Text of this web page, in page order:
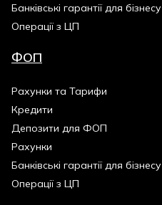
Банківські гарантії для бізнесу
Операції з ЦП
ФОП
Рахунки та Тарифи
Кредити
Депозити для ФОП
Рахунки
Банківські гарантії для бізнесу
Операції з ЦП